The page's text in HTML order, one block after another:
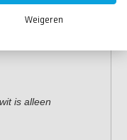
heb
is alleen
Weigeren